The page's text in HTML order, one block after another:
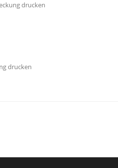
drucken
drucken